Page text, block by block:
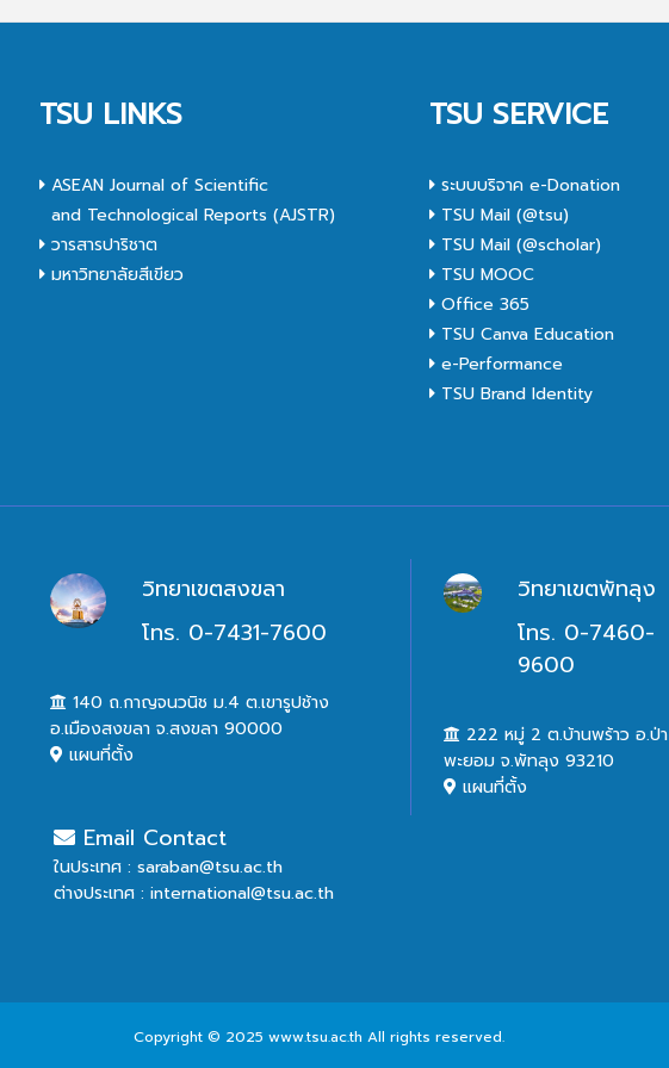
TSU LINKS
ASEAN Journal of Scientific
and Technological Reports (AJSTR)
วารสารปาริชาต
มหาวิทยาลัยสีเขียว
TSU SERVICE
ระบบบริจาค e-Donation
TSU Mail (@tsu)
TSU Mail (@scholar)
TSU MOOC
Office 365
TSU Canva Education
e-Performance
TSU Brand Identity
วิทยาเขตสงขลา
โทร. 0-7431-7600
140 ถ.กาญจนวนิช ม.4 ต.เขารูปช้าง
อ.เมืองสงขลา จ.สงขลา 90000
แผนที่ตั้ง
วิทยาเขตพัทลุง
โทร. 0-7460-
9600
222 หมู่ 2 ต.บ้านพร้าว อ.ป่า
พะยอม จ.พัทลุง 93210
แผนที่ตั้ง
Email Contact
ในประเทศ : saraban@tsu.ac.th
ต่างประเทศ : international@tsu.ac.th
Copyright © 2025 www.tsu.ac.th All rights reserved.